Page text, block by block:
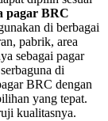
pagar BRC
di berbagai
pabrik, area
sebagai pagar
di
BRC dengan
yang tepat.
kualitasnya.